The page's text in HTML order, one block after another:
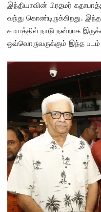
இந்தியாவின் பிரதமர்
வந்து கொண்டிருக்கிறது.
சமயத்தில் நாடு நன்றாக
ஒவ்வொருவருக்கும் இந்த படம்